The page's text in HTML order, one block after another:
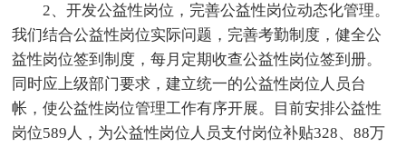
2、开发公益性岗位，完善公益性岗位动态化管理。
我们结合公益性岗位实际问题，完善考勤制度，健全公
益性岗位签到制度，每月定期收查公益性岗位签到册。
同时应上级部门要求，建立统一的公益性岗位人员台
帐，使公益性岗位管理工作有序开展。目前安排公益性
岗位589人，为公益性岗位人员支付岗位补贴328、88万